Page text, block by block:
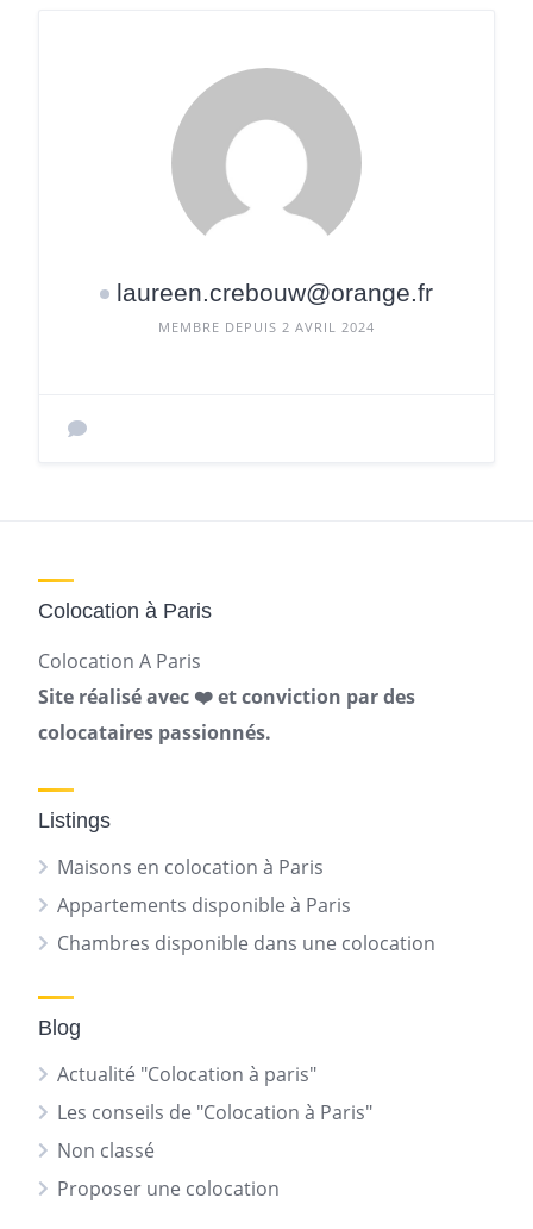
laureen.crebouw@orange.fr
MEMBRE DEPUIS 2 AVRIL 2024
Colocation à Paris
Colocation A Paris
Site réalisé avec ❤️ et conviction par des
colocataires passionnés.
Listings
Maisons en colocation à Paris
Appartements disponible à Paris
Chambres disponible dans une colocation
Blog
Actualité "Colocation à paris"
Les conseils de "Colocation à Paris"
Non classé
Proposer une colocation